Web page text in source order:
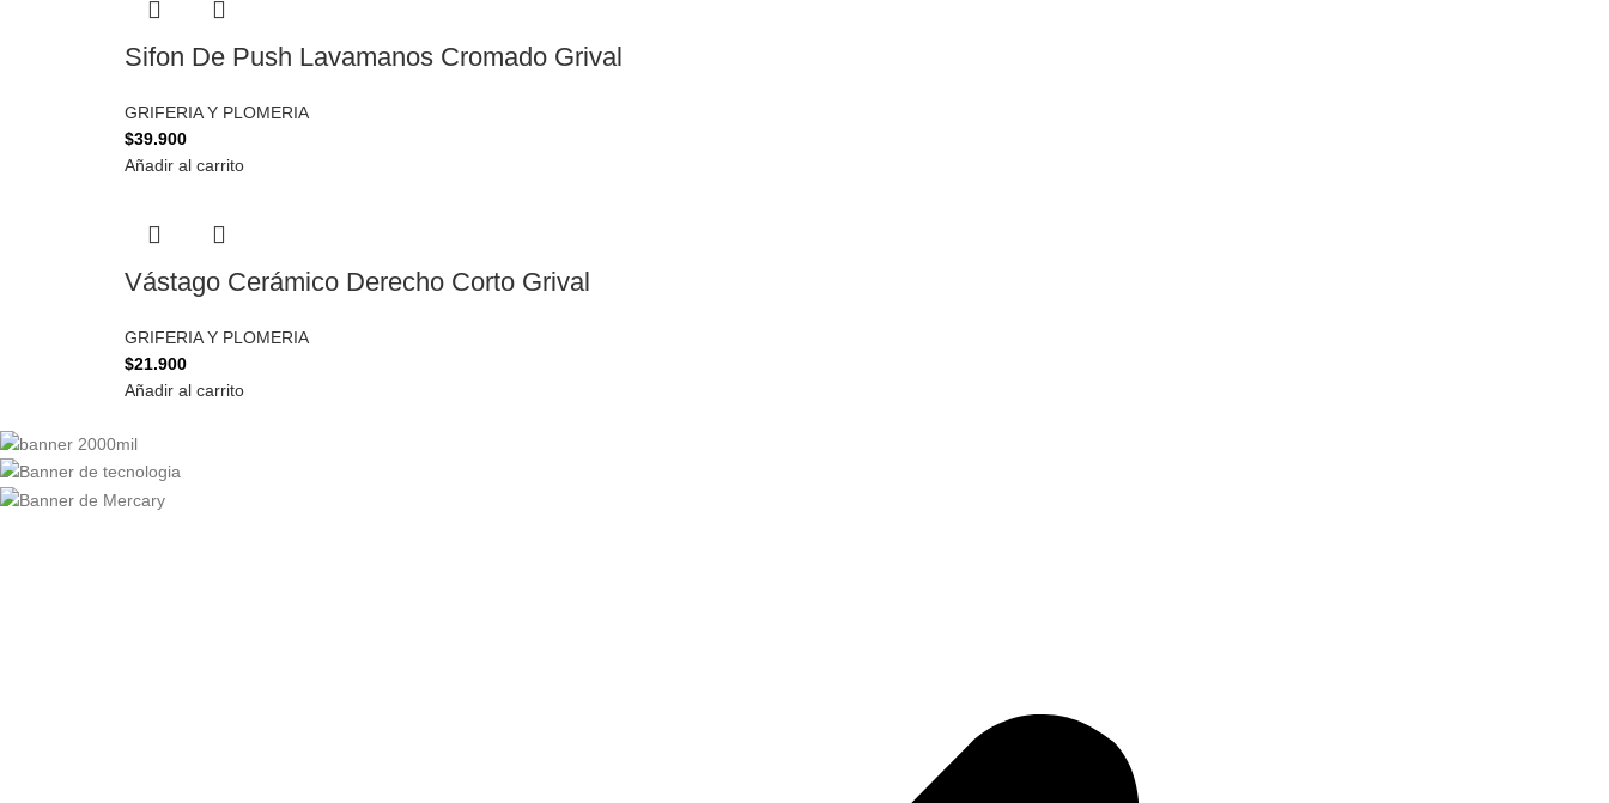
Sifon De Push Lavamanos Cromado Grival
GRIFERIA Y PLOMERIA
$39.900
Añadir al carrito
Vástago Cerámico Derecho Corto Grival
GRIFERIA Y PLOMERIA
$21.900
Añadir al carrito